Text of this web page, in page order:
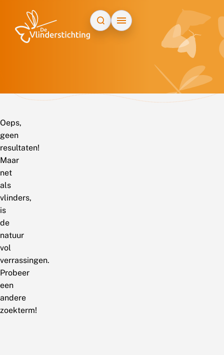
Oeps,
geen
resultaten!
Maar
net
als
vlinders,
is
de
natuur
vol
verrassingen.
Probeer
een
andere
zoekterm!